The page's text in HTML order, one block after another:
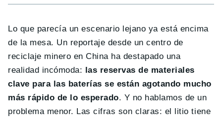
Lo que parecía un escenario lejano ya está encima
de la mesa. Un reportaje desde un centro de
reciclaje minero en China ha destapado una
realidad incómoda: las reservas de materiales
clave para las baterías se están agotando mucho
más rápido de lo esperado. Y no hablamos de un
problema menor. Las cifras son claras: el litio tiene